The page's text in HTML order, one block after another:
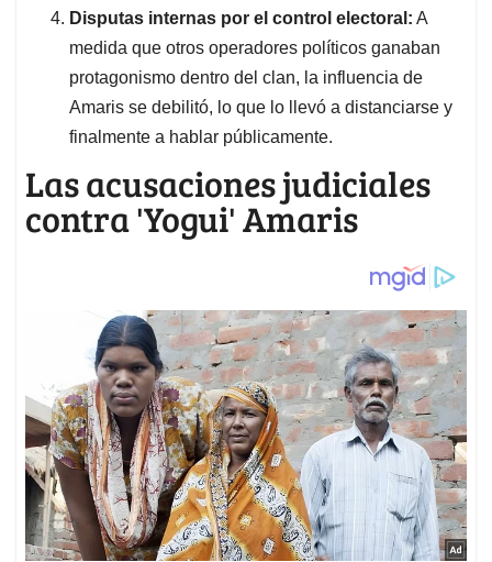
Disputas internas por el control electoral: A
medida que otros operadores políticos ganaban
protagonismo dentro del clan, la influencia de
Amaris se debilitó, lo que lo llevó a distanciarse y
finalmente a hablar públicamente.
Las acusaciones judiciales
contra 'Yogui' Amaris